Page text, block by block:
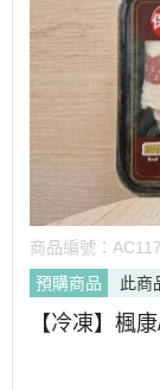
商品編號：
預購商品
此商
【冷凍】楓